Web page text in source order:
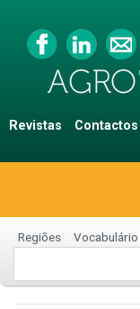
Revistas Contactos
Regiões